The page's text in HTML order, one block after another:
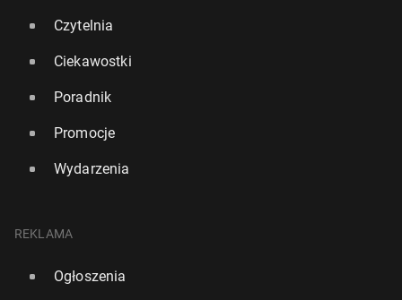
Czytelnia
Ciekawostki
Poradnik
Promocje
Wydarzenia
REKLAMA
Ogłoszenia